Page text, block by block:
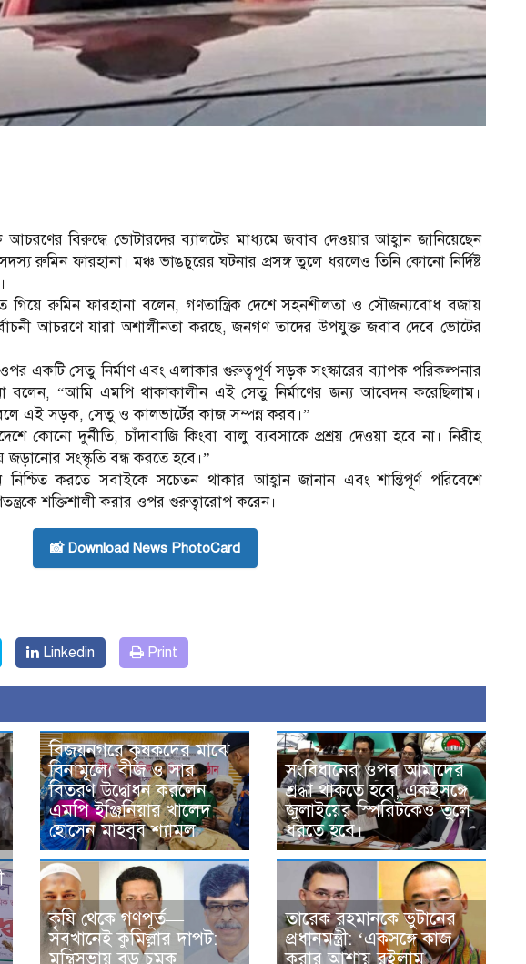
বিরুদ্ধে ভোটারদের ব্যালটের মাধ্যমে জবাব দেওয়ার আহ্বান জানিয়েছেন
রুমিন ফারহানা। মঞ্চ ভাঙচুরের ঘটনার প্রসঙ্গ তুলে ধরলেও তিনি কোনো নির্দিষ্ট
গিয়ে রুমিন ফারহানা বলেন, গণতান্ত্রিক দেশে সহনশীলতা ও সৌজন্যবোধ বজায়
আচরণে যারা অশালীনতা করছে, জনগণ তাদের উপযুক্ত জবাব দেবে ভোটের
একটি সেতু নির্মাণ এবং এলাকার গুরুত্বপূর্ণ সড়ক সংস্কারের ব্যাপক পরিকল্পনার
বলেন, “আমি এমপি থাকাকালীন এই সেতু নির্মাণের জন্য আবেদন করেছিলাম।
এই সড়ক, সেতু ও কালভার্টের কাজ সম্পন্ন করব।”
কোনো দুর্নীতি, চাঁদাবাজি কিংবা বালু ব্যবসাকে প্রশ্রয় দেওয়া হবে না। নিরীহ
জড়ানোর সংস্কৃতি বন্ধ করতে হবে।”
করতে সবাইকে সচেতন থাকার আহ্বান জানান এবং শান্তিপূর্ণ পরিবেশে
শক্তিশালী করার ওপর গুরুত্বারোপ করেন।
📸 Download News PhotoCard
Linkedin Print
বিজয়নগরে কৃষকদের মাঝে
বিনামূল্যে বীজ ও সার
বিতরণ উদ্বোধন করলেন
এমপি ইঞ্জিনিয়ার খালেদ
হোসেন মাহবুব শ্যামল
সংবিধানের ওপর আমাদের
শ্রদ্ধা থাকতে হবে, একইসঙ্গে
জুলাইয়ের স্পিরিটকেও তুলে
ধরতে হবে।
কৃষি থেকে গণপূর্ত—
সবখানেই কুমিল্লার দাপট:
মন্ত্রিসভায় বড় চমক
তারেক রহমানকে ভুটা‌নের
প্রধানমন্ত্রী: ‘একসঙ্গে কাজ
করার আশায় রইলাম